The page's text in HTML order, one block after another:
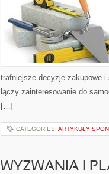
trafniejsze decyzje zakupowe
łączy zainteresowanie do
[…]
CATEGORIES: ARTYKUŁY
WYZWANIA I